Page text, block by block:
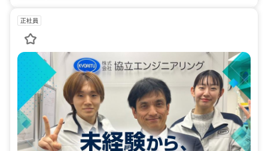
正社員